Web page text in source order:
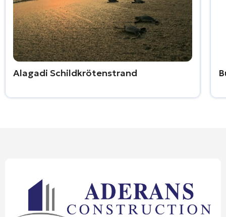
Alagadi Schildkrötenstrand